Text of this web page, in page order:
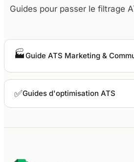
Guides pour passer le filtrage
🏭Guide ATS Marketing &
✅Guides d'optimisation ATS